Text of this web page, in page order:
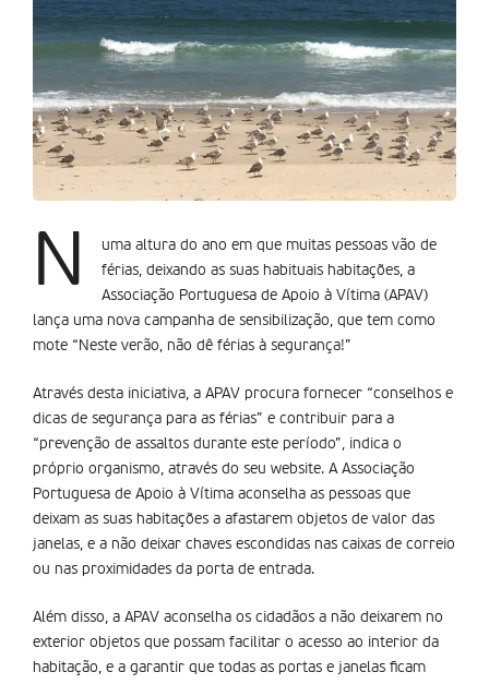
N
uma altura do ano em que muitas pessoas vão de
férias, deixando as suas habituais habitações, a
Associação Portuguesa de Apoio à Vítima (APAV)
lança uma nova campanha de sensibilização, que tem como
mote “Neste verão, não dê férias à segurança!”
Através desta iniciativa, a APAV procura fornecer “conselhos e
dicas de segurança para as férias” e contribuir para a
“prevenção de assaltos durante este período”, indica o
próprio organismo, através do seu website. A Associação
Portuguesa de Apoio à Vítima aconselha as pessoas que
deixam as suas habitações a afastarem objetos de valor das
janelas, e a não deixar chaves escondidas nas caixas de correio
ou nas proximidades da porta de entrada.
Além disso, a APAV aconselha os cidadãos a não deixarem no
exterior objetos que possam facilitar o acesso ao interior da
habitação, e a garantir que todas as portas e janelas ficam